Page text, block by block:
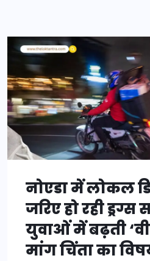
नोएडा में लोकल
जरिए हो रही ड्रग्स
युवाओं में बढ़ती
मांग चिंता का